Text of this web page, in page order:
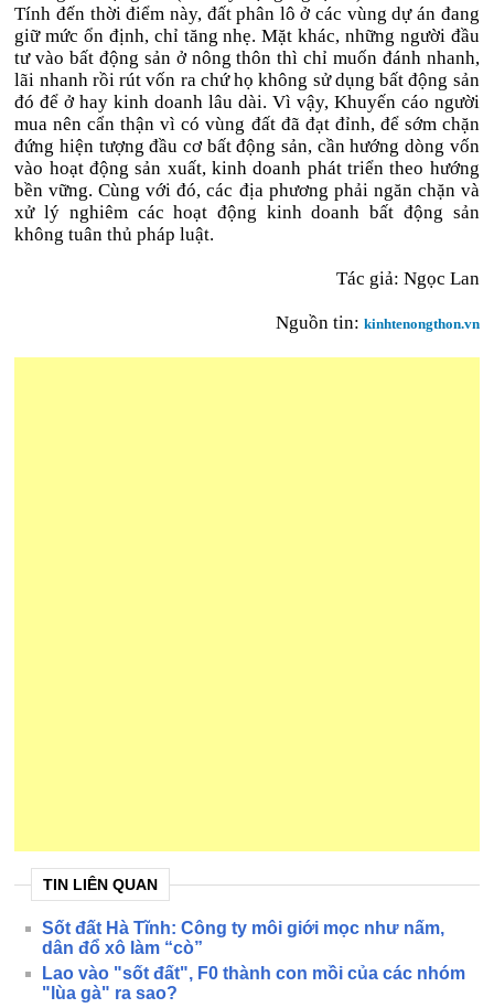
Tính đến thời điểm này, đất phân lô ở các vùng dự án đang
giữ mức ổn định, chỉ tăng nhẹ. Mặt khác, những người đầu
tư vào bất động sản ở nông thôn thì chỉ muốn đánh nhanh,
lãi nhanh rồi rút vốn ra chứ họ không sử dụng bất động sản
đó để ở hay kinh doanh lâu dài. Vì vậy, Khuyến cáo người
mua nên cẩn thận vì có vùng đất đã đạt đỉnh, để sớm chặn
đứng hiện tượng đầu cơ bất động sản, cần hướng dòng vốn
vào hoạt động sản xuất, kinh doanh phát triển theo hướng
bền vững. Cùng với đó, các địa phương phải ngăn chặn và
xử lý nghiêm các hoạt động kinh doanh bất động sản
không tuân thủ pháp luật.
Tác giả: Ngọc Lan
Nguồn tin: kinhtenongthon.vn
TIN LIÊN QUAN
Sốt đất Hà Tĩnh: Công ty môi giới mọc như nấm,
dân đổ xô làm “cò”
Lao vào "sốt đất", F0 thành con mồi của các nhóm
"lùa gà" ra sao?